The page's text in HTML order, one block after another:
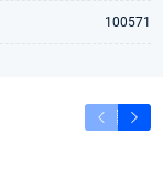
100571